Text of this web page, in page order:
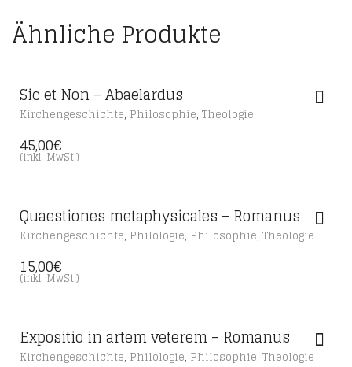
Ähnliche Produkte
Sic et Non – Abaelardus
Kirchengeschichte, Philosophie, Theologie
45,00€
(inkl. MwSt.)
Quaestiones metaphysicales – Romanus
Kirchengeschichte, Philologie, Philosophie, Theologie
15,00€
(inkl. MwSt.)
Expositio in artem veterem – Romanus
Kirchengeschichte, Philologie, Philosophie, Theologie